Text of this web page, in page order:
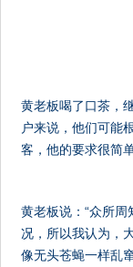
黄老板喝了口茶，
户来说，他们可能
客，他的要求很简
黄老板说：“众所
况，所以我认为，
像无头苍蝇一样乱窜